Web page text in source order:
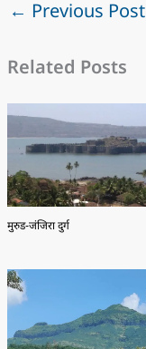
← Previous Post
Related Posts
मुरुड-जंजिरा दुर्ग